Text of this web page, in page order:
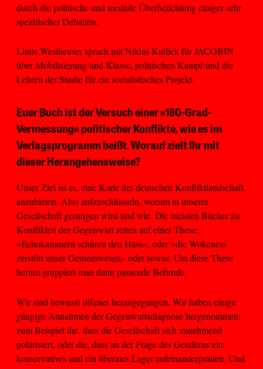
durch die politische und mediale Überbelichtung einiger sehr
spezifischer Debatten.
Linus Westheuser sprach mit Niklas Kullick für JACOBIN
über Mobilisierung und Klasse, politischen Kampf und die
Lehren der Studie für ein sozialistisches Projekt.
Euer Buch ist der Versuch einer »180-Grad-
Vermessung« politischer Konflikte, wie es im
Verlagsprogramm heißt. Worauf zielt Ihr mit
dieser Herangehensweise?
Unser Ziel ist es, eine Karte der deutschen Konfliktlandschaft
anzubieten. Also aufzuschlüsseln, worum in unserer
Gesellschaft gerungen wird und wie. Die meisten Bücher zu
Konflikten der Gegenwart reiten auf einer These:
»Echokammern schüren den Hass«, oder »die Wokeness
zerstört unser Gemeinwesen« oder sowas. Um diese These
herum gruppiert man dann passende Befunde.
Wir sind bewusst offener herangegangen. Wir haben einige
gängige Annahmen der Gegenwartsdiagnose hergenommen:
zum Beispiel die, dass die Gesellschaft sich zunehmend
polarisiert, oder die, dass an der Frage des Genderns ein
konservatives und ein liberales Lager aufeinanderprallen. Und